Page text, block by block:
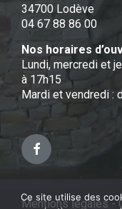
34700 Lodève
04 67 88 86 00
Nos horaires
Lundi, mercredi et
à 17h15
Mardi et vendredi :
Facebook
Mentions légales -
Ce site utilise des